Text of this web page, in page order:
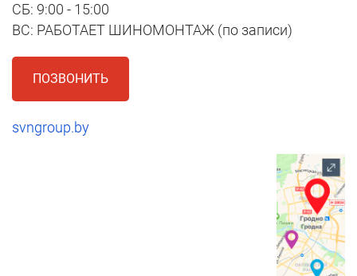
СБ: 9:00 - 15:00
ВС: РАБОТАЕТ ШИНОМОНТАЖ (по записи)
ПОЗВОНИТЬ
svngroup.by